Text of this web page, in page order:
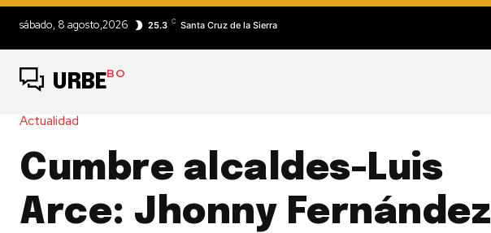
sábado, 8 agosto,2026 25.3 C Santa Cruz de la Sierra
URBEBO
Actualidad
Cumbre alcaldes-Luis
Arce: Jhonny Fernández